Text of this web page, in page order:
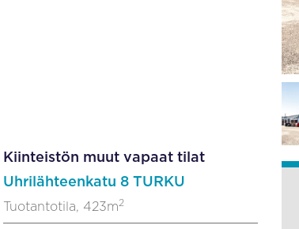
Kiinteistön muut vapaat tilat
Uhrilähteenkatu 8 TURKU
Tuotantotila, 423m2